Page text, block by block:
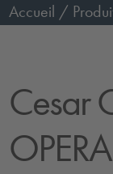
Accueil /
Cesar